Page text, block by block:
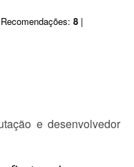
8 |
e desenvolvedor